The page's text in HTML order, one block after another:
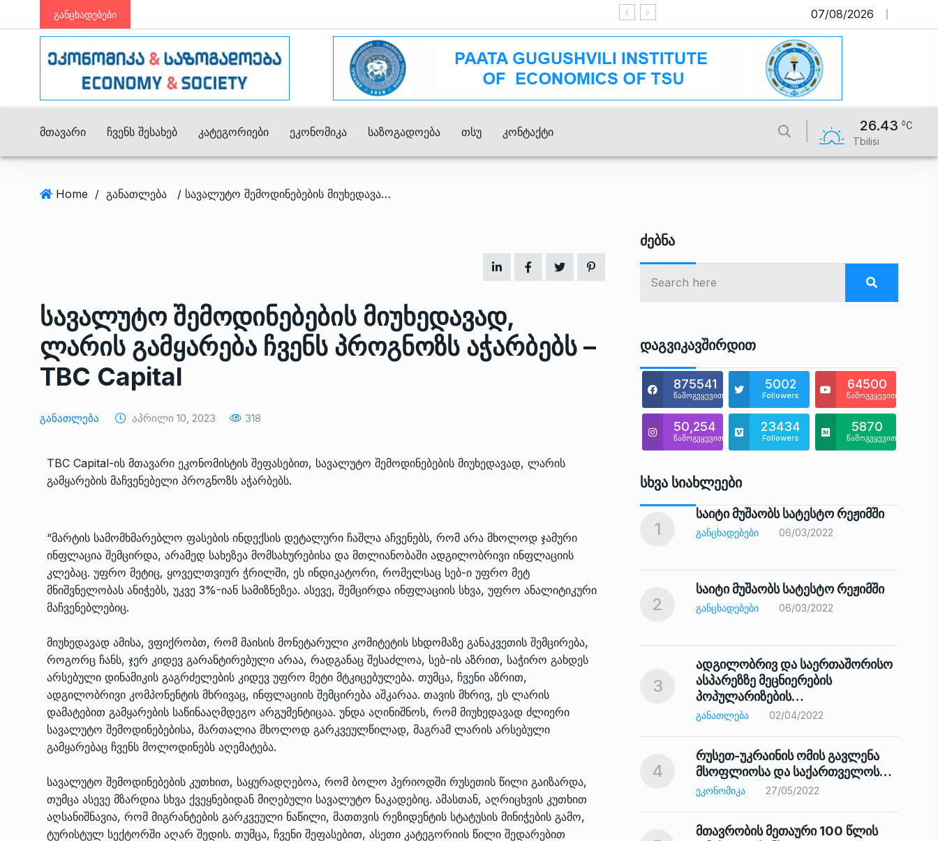
განცხადებები საიტი მუშაობს სატესტო რეჟიმში
07/08/2026
Მთავარი Ჩვენს Შესახებ Კატეგორიები Ეკონომიკა Საზოგადოება Თსუ Კონტაქტი 26.43
Tbilisi
Home / განათლება / სავალუტო შემოდინებების მიუხედავად, ლარის გამყარება ჩვენს პროგნოზს აჭარბებს – TBC Capital
სავალუტო შემოდინებების მიუხედავად,
ლარის გამყარება ჩვენს პროგნოზს აჭარბებს –
TBC Capital
Განათლება Აპრილი 10, 2023 318
TBC Capital-ის მთავარი ეკონომისტის შეფასებით, სავალუტო შემოდინებების მიუხედავად, ლარის
გამყარების მაჩვენებელი პროგნოზს აჭარბებს.
“მარტის სამომხმარებლო ფასების ინდექსის დეტალური ჩაშლა აჩვენებს, რომ არა მხოლოდ ჯამური
ინფლაცია შემცირდა, არამედ სახეზეა მომსახურებისა და მთლიანობაში ადგილობრივი ინფლაციის
კლებაც. უფრო მეტიც, ყოველთვიურ ჭრილში, ეს ინდიკატორი, რომელსაც სებ-ი უფრო მეტ
მნიშვნელობას ანიჭებს, უკვე 3%-იან სამიზნეზეა. ასევე, შემცირდა ინფლაციის სხვა, უფრო ანალიტიკური
მაჩვენებლებიც.
მიუხედავად ამისა, ვფიქრობთ, რომ მაისის მონეტარული კომიტეტის სხდომაზე განაკვეთის შემცირება,
როგორც ჩანს, ჯერ კიდევ გარანტირებული არაა, რადგანაც შესაძლოა, სებ-ის აზრით, საჭირო გახდეს
არსებული დინამიკის გაგრძელების კიდევ უფრო მეტი მტკიცებულება. თუმცა, ჩვენი აზრით,
ადგილობრივი კომპონენტის მხრივაც, ინფლაციის შემცირება აშკარაა. თავის მხრივ, ეს ლარის
დამატებით გამყარების საწინააღმდეგო არგუმენტიცაა. უნდა აღინიშნოს, რომ მიუხედავად ძლიერი
სავალუტო შემოდინებებისა, მართალია მხოლოდ გარკვეულწილად, მაგრამ ლარის არსებული
გამყარებაც ჩვენს მოლოდინებს აღემატება.
სავალუტო შემოდინებების კუთხით, საყურადღებოა, რომ ბოლო პერიოდში რუსეთის წილი გაიზარდა,
თუმცა ასევე მზარდია სხვა ქვეყნებიდან მიღებული სავალუტო ნაკადებიც. ამასთან, აღრიცხვის კუთხით
აღსანიშნავია, რომ მიგრანტების გარკვეული ნაწილი, მათთვის რეზიდენტის სტატუსის მინიჭების გამო,
ტურისტულ სექტორში აღარ შედის. თუმცა, ჩვენი შეფასებით, ასეთი კატეგორიის წილი შედარებით
Ძებნა
Დაგვიკავშირდით
875541
წამოგვყევით
5002
Followers
64500
წამოგვყევით
50,254
წამოგვყევით
23434
Followers
5870
წამოგვყევით
Სხვა Სიახლეები
6
მინისტერიალზე სიტყვით…
ᲔᲙᲝᲜᲝᲛᲘᲙᲐ 10/05/2022
გოგიტა თოდრაძე საქართველოს
ᲔᲙᲝᲜᲝᲛᲘᲙᲐ 10/05/2022
8
საქართველოს რკინიგზის
გენერალურმა დირექტორმა შუა
დერეფნის…
ᲔᲙᲝᲜᲝᲛᲘᲙᲐ 11/05/2022
9
სახელობის ოპერისა და
ბალეტის…
ᲙᲣᲚᲢᲣᲠᲐ 13/05/2022
11
„სოციალურად დაუცველთა
დასაქმების პროგრამაში,…
ᲡᲐᲖᲝᲒᲐᲓᲝᲔᲑᲐ 13/05/2022
13
მარაგი დღეისათვის გვაქვს
საკმარისზე მეტი, თუმცა…
ᲔᲙᲝᲜᲝᲛᲘᲙᲐ 13/05/2022
14
ტექნოპარკში სტარტაპერებს…
ᲒᲐᲜᲐᲗᲚᲔᲑᲐ 15/05/2022
1
საიტი მუშაობს სატესტო რეჟიმში
ᲒᲐᲜᲪᲮᲐᲓᲔᲑᲔᲑᲘ 06/03/2022
2
საიტი მუშაობს სატესტო რეჟიმში
ᲒᲐᲜᲪᲮᲐᲓᲔᲑᲔᲑᲘ 06/03/2022
3
ადგილობრივ და საერთაშორისო
ასპარეზზე მეცნიერების
პოპულარიზების…
ᲒᲐᲜᲐᲗᲚᲔᲑᲐ 02/04/2022
4
რუსეთ-უკრაინის ომის გავლენა
მსოფლიოსა და საქართველოს…
ᲔᲙᲝᲜᲝᲛᲘᲙᲐ 27/05/2022
მთავრობის მეთაური 100 წლის